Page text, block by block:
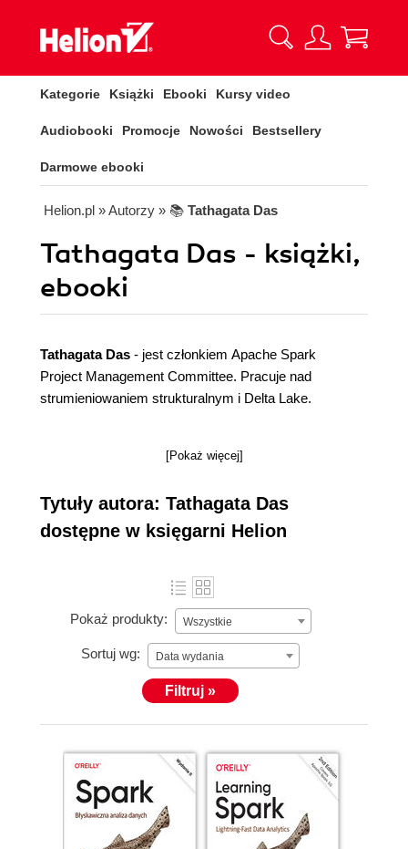
Kategorie Książki Ebooki Kursy video
Audiobooki Promocje Nowości Bestsellery
Darmowe ebooki
Helion.pl » Autorzy » 📚 Tathagata Das
Tathagata Das - książki,
ebooki
Tathagata Das - jest członkiem Apache Spark
Project Management Committee. Pracuje nad
strumieniowaniem strukturalnym i Delta Lake.
[Pokaż więcej]
Tytuły autora: Tathagata Das
dostępne w księgarni Helion
Pokaż produkty: Wszystkie
Sortuj wg: Data wydania
Filtruj »